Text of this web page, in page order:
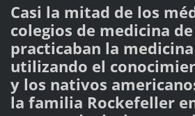
Casi la mitad de los
colegios de medicina de
practicaban la
utilizando el
y los nativos
la familia Rockefeller